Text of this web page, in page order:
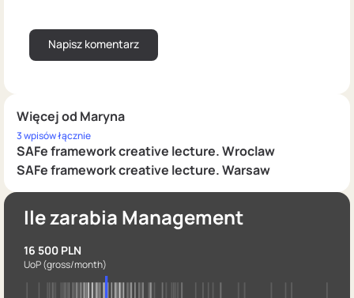
Więcej od Maryna
3 wpisów łącznie
SAFe framework creative lecture. Wroclaw
SAFe framework creative lecture. Warsaw
Ile zarabia Management
16 500 PLN
UoP(gross/month)